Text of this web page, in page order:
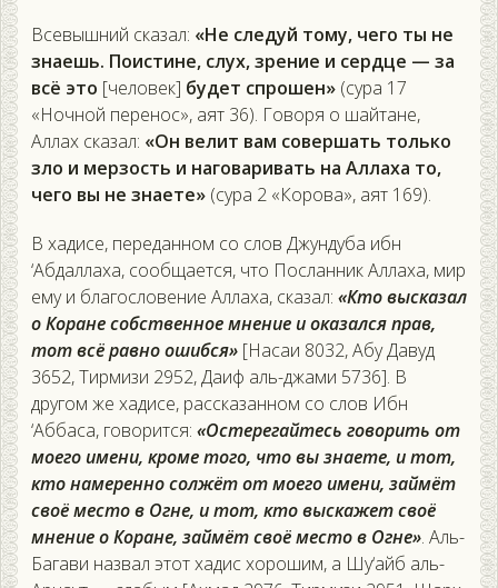
Всевышний сказал: «Не следуй тому, чего ты не
знаешь. Поистине, слух, зрение и сердце — за
всё это [человек] будет спрошен» (сура 17
«Ночной перенос», аят 36). Говоря о шайтане,
Аллах сказал: «Он велит вам совершать только
зло и мерзость и наговаривать на Аллаха то,
чего вы не знаете» (сура 2 «Корова», аят 169).
В хадисе, переданном со слов Джундуба ибн
‘Абдаллаха, сообщается, что Посланник Аллаха, мир
ему и благословение Аллаха, сказал: «Кто высказал
о Коране собственное мнение и оказался прав,
тот всё равно ошибся» [Насаи 8032, Абу Давуд
3652, Тирмизи 2952, Даиф аль-джами 5736]. В
другом же хадисе, рассказанном со слов Ибн
‘Аббаса, говорится: «Остерегайтесь говорить от
моего имени, кроме того, что вы знаете, и тот,
кто намеренно солжёт от моего имени, займёт
своё место в Огне, и тот, кто выскажет своё
мнение о Коране, займёт своё место в Огне». Аль-
Багави назвал этот хадис хорошим, а Шу‘айб аль-